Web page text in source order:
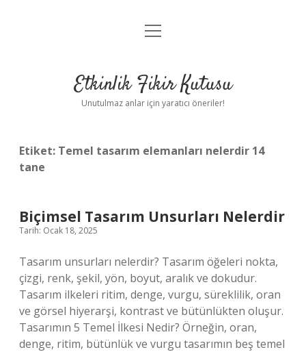
Anasayfa
Yasal Uyarı
menüyü
Etkinlik Fikir Kutusu
Unutulmaz anlar için yaratıcı öneriler!
Etiket: Temel tasarım elemanları nelerdir 14
tane
Biçimsel Tasarım Unsurları Nelerdir
Tarih: Ocak 18, 2025
Tasarım unsurları nelerdir? Tasarım öğeleri nokta,
çizgi, renk, şekil, yön, boyut, aralık ve dokudur.
Tasarım ilkeleri ritim, denge, vurgu, süreklilik, oran
ve görsel hiyerarşi, kontrast ve bütünlükten oluşur.
Tasarımın 5 Temel İlkesi Nedir? Örneğin, oran,
denge, ritim, bütünlük ve vurgu tasarımın beş temel